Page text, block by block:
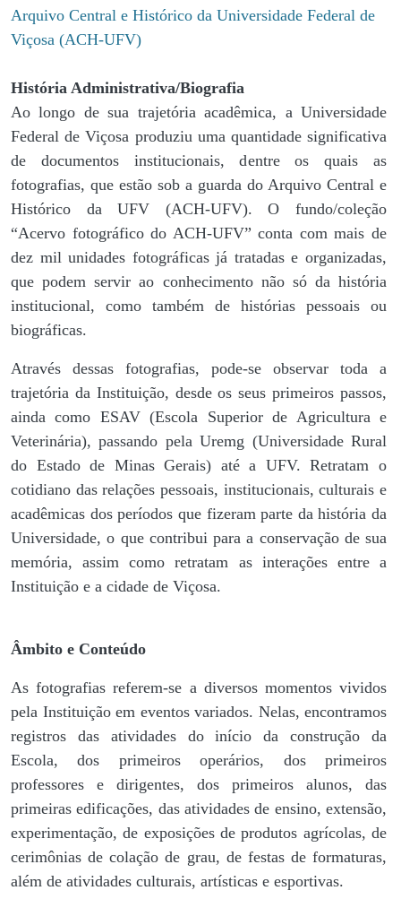
Arquivo Central e Histórico da Universidade Federal de
Viçosa (ACH-UFV)
História Administrativa/Biografia
Ao longo de sua trajetória acadêmica, a Universidade
Federal de Viçosa produziu uma quantidade significativa
de documentos institucionais, dentre os quais as
fotografias, que estão sob a guarda do Arquivo Central e
Histórico da UFV (ACH-UFV). O fundo/coleção
“Acervo fotográfico do ACH-UFV” conta com mais de
dez mil unidades fotográficas já tratadas e organizadas,
que podem servir ao conhecimento não só da história
institucional, como também de histórias pessoais ou
biográficas.
Através dessas fotografias, pode-se observar toda a
trajetória da Instituição, desde os seus primeiros passos,
ainda como ESAV (Escola Superior de Agricultura e
Veterinária), passando pela Uremg (Universidade Rural
do Estado de Minas Gerais) até a UFV. Retratam o
cotidiano das relações pessoais, institucionais, culturais e
acadêmicas dos períodos que fizeram parte da história da
Universidade, o que contribui para a conservação de sua
memória, assim como retratam as interações entre a
Instituição e a cidade de Viçosa.
Âmbito e Conteúdo
As fotografias referem-se a diversos momentos vividos
pela Instituição em eventos variados. Nelas, encontramos
registros das atividades do início da construção da
Escola, dos primeiros operários, dos primeiros
professores e dirigentes, ​dos primeiros alunos, das
primeiras edificações, das atividades de ensino, extensão,
experimentação, de exposições de produtos agrícolas, de
cerimônias de colação de grau, de festas de formaturas,
além de atividades culturais, artísticas e esportivas.